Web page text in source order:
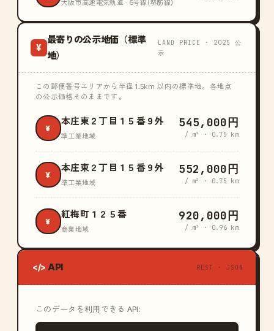
大阪市高速電気軌道 · 6号線(堺筋線)
¥
最寄りの公示地価（標準
地）
LAND PRICE · 2025 公
示
この郵便番号エリアから半径 1.5km 以内の標準地。各地点
の公示価格そのままです。
¥
本庄東２丁目１５番９外
準工業地域
545,000円
/ m² · 0.75 km
¥
本庄東２丁目１５番９外
準工業地域
552,000円
/ m² · 0.75 km
¥
紅梅町１２５番
商業地域
920,000円
/ m² · 0.96 km
</> API REST · JSON
このデータを利用できる API: